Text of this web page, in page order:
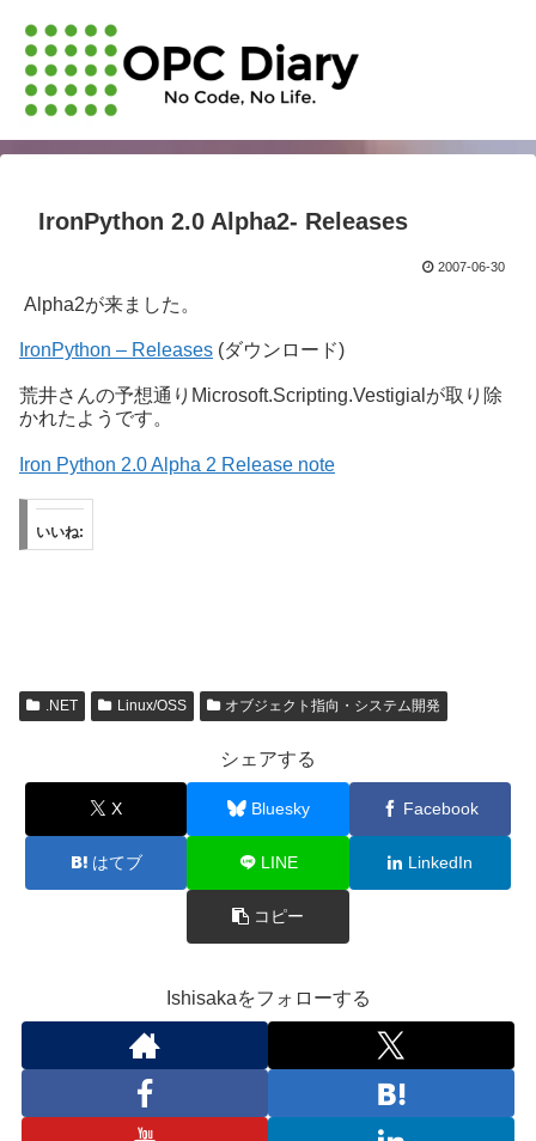
IronPython 2.0 Alpha2- Releases
2007-06-30
Alpha2が来ました。
IronPython – Releases (ダウンロード)
荒井さんの予想通りMicrosoft.Scripting.Vestigialが取り除
かれたようです。
Iron Python 2.0 Alpha 2 Release note
いいね:
.NET Linux/OSS オブジェクト指向・システム開発
シェアする
X Bluesky Facebook
はてブ LINE LinkedIn
コピー
Ishisakaをフォローする